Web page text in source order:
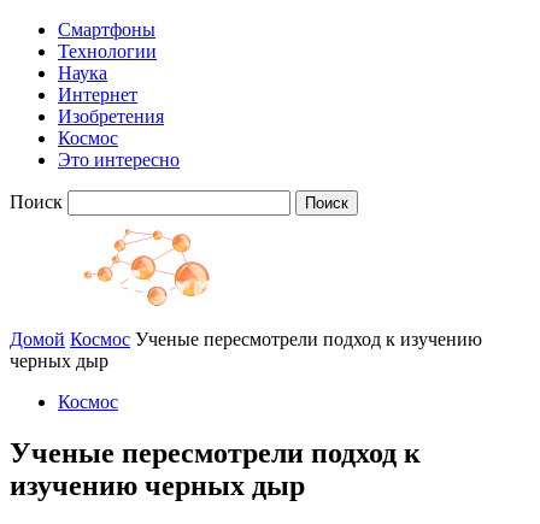
Смартфоны
Технологии
Наука
Интернет
Изобретения
Космос
Это интересно
Поиск
Домой Космос Ученые пересмотрели подход к изучению
черных дыр
Космос
Ученые пересмотрели подход к
изучению черных дыр